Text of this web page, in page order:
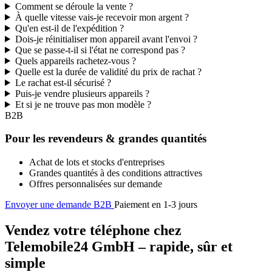
Comment se déroule la vente ?
À quelle vitesse vais-je recevoir mon argent ?
Qu'en est-il de l'expédition ?
Dois-je réinitialiser mon appareil avant l'envoi ?
Que se passe-t-il si l'état ne correspond pas ?
Quels appareils rachetez-vous ?
Quelle est la durée de validité du prix de rachat ?
Le rachat est-il sécurisé ?
Puis-je vendre plusieurs appareils ?
Et si je ne trouve pas mon modèle ?
B2B
Pour les revendeurs & grandes quantités
Achat de lots et stocks d'entreprises
Grandes quantités à des conditions attractives
Offres personnalisées sur demande
Envoyer une demande B2B Paiement en 1-3 jours
Vendez votre téléphone chez
Telemobile24 GmbH – rapide, sûr et
simple